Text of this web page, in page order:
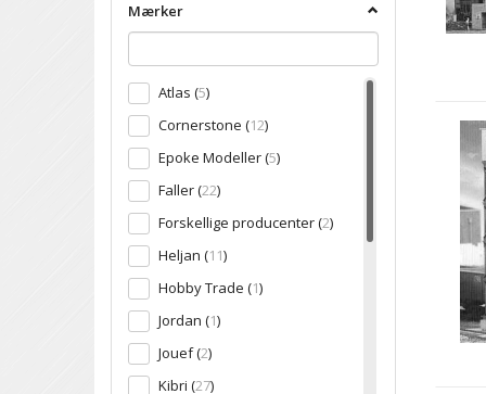
Mærker
Atlas (5)
Cornerstone (12)
Epoke Modeller(5)
Faller(22)
Forskellige producenter(2)
Heljan (11)
Hobby Trade (1)
Jordan (1)
Jouef(2)
Kibri (27)